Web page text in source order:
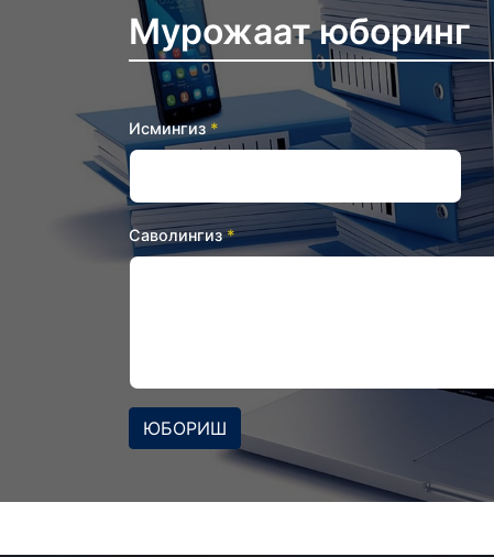
Мурожаат юборинг
Исмингиз
Саволингиз
ЮБОРИШ